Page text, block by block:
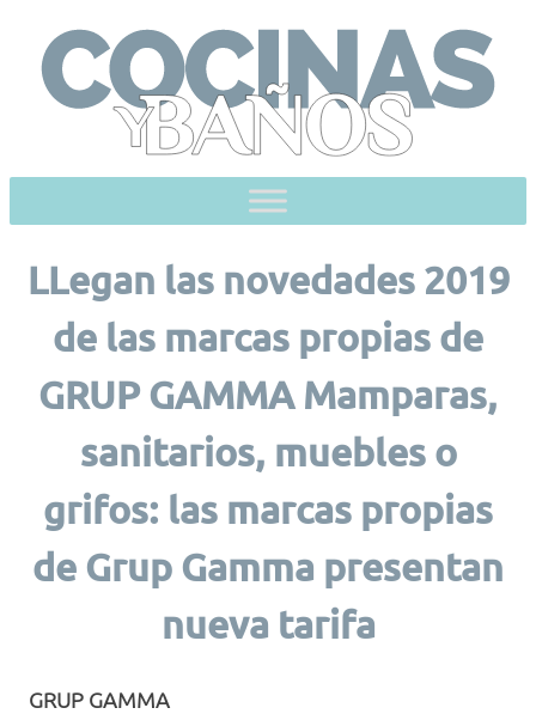
content
LLegan las novedades 2019
de las marcas propias de
GRUP GAMMA Mamparas,
sanitarios, muebles o
grifos: las marcas propias
de Grup Gamma presentan
nueva tarifa
GRUP GAMMA